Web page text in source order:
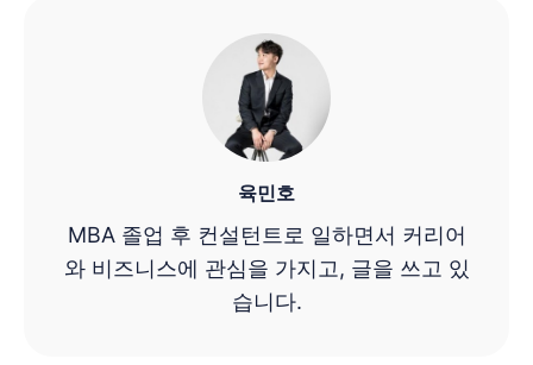
육민호
MBA 졸업 후 컨설턴트로 일하면서 커리어
와 비즈니스에 관심을 가지고, 글을 쓰고 있
습니다.